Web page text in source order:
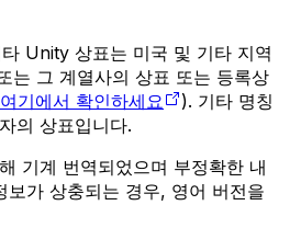
Unity 상표는 미국 및 기타 지역
그 계열사의 상표 또는 등록상
기에서 확인하세요
). 기타 명칭
의 상표입니다.
기계 번역되었으며 부정확한 내
보가 상충되는 경우, 영어 버전을